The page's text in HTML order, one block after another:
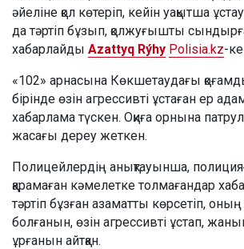
әйеліне қол көтеріп, кейін уақытша
да тәртіп бұзып, қолжуғышты
хабарлайды Azattyq Rýhy Polisia.kz-
«102» арнасына Көкшетаудағы
бірінде өзін агрессивті ұстаған ер
хабарлама түскен. Оқиға орнына
жасағы дереу жеткен.
Полицейлердің анықтауынша,
қарамаған кәмелетке толмағандар
тәртіп бұзған азаматты көрсетіп,
болғанын, өзін агрессивті ұстап,
ұрғанын айтқан.